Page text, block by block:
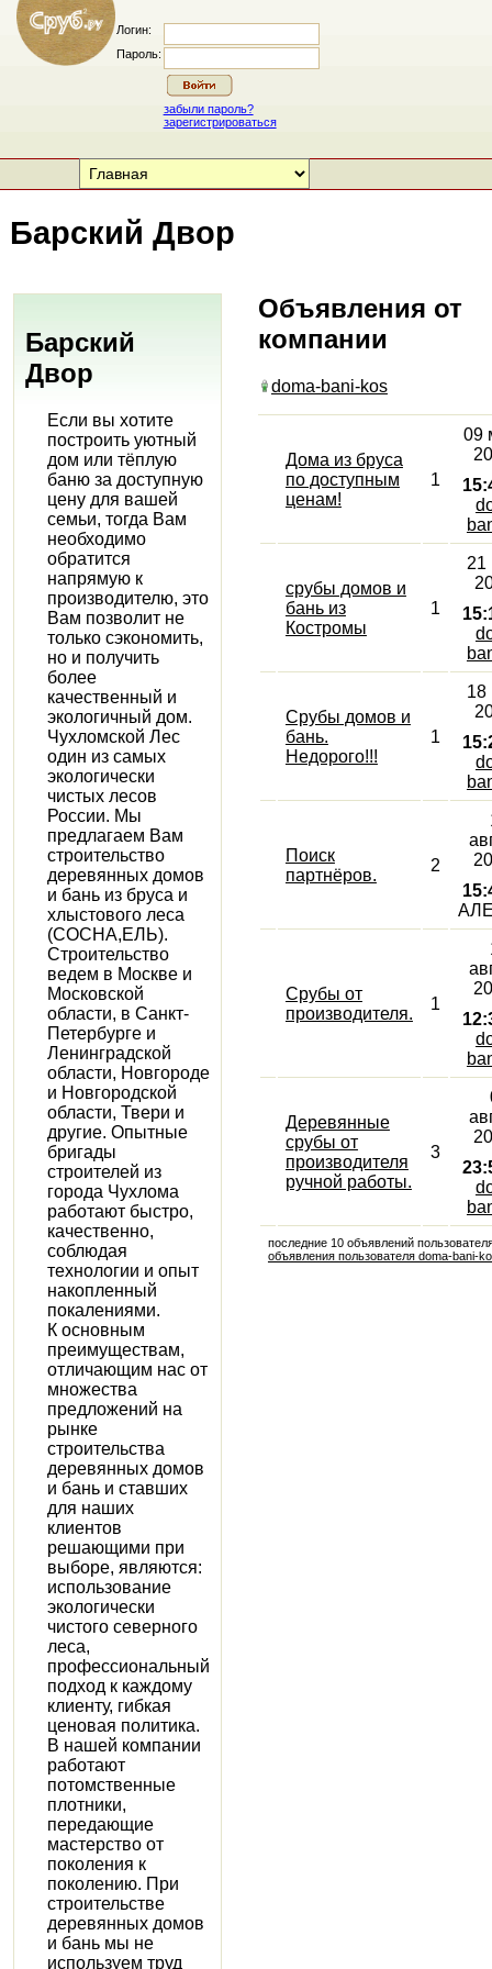
Логин:
Пароль:
забыли пароль?
зарегистрироваться
Барский Двор
Барский
Двор
Если вы хотите
построить уютный
дом или тёплую
баню за доступную
цену для вашей
семьи, тогда Вам
необходимо
обратится
напрямую к
производителю, это
Вам позволит не
только сэкономить,
но и получить
более
качественный и
экологичный дом.
Чухломской Лес
один из самых
экологически
чистых лесов
России. Мы
предлагаем Вам
строительство
деревянных домов
и бань из бруса и
хлыстового леса
(СОСНА,ЕЛЬ).
Строительство
ведем в Москве и
Московской
области, в Санкт-
Петербурге и
Ленинградской
области, Новгороде
и Новгородской
области, Твери и
другие. Опытные
бригады
строителей из
города Чухлома
работают быстро,
качественно,
соблюдая
технологии и опыт
накопленный
покалениями.
К основным
преимуществам,
отличающим нас от
множества
предложений на
рынке
строительства
деревянных домов
и бань и ставших
для наших
клиентов
решающими при
выборе, являются:
использование
экологически
чистого северного
леса,
профессиональный
подход к каждому
клиенту, гибкая
ценовая политика.
В нашей компании
работают
потомственные
плотники,
передающие
мастерство от
поколения к
поколению. При
строительстве
деревянных домов
и бань мы не
используем труд
Объявления от
компании
doma-bani-kos
Дома из бруса
по доступным
ценам!
1
09
срубы домов и
бань из
Костромы
1
21
Срубы домов и
бань.
Недорого!!!
1
18
Поиск
партнёров.
2
Срубы от
производителя.
1
Деревянные
срубы от
производителя
ручной работы.
3
последние 10 объявлений
объявления пользователя doma-bani-